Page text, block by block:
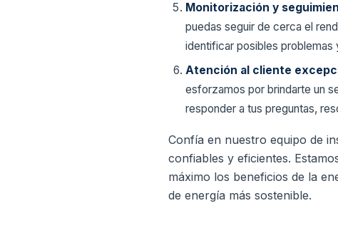
Monitorización y
puedas seguir de cerca el
identificar posibles
Atención al cliente
esforzamos por brindarte un
responder a tus preguntas,
Confía en nuestro equipo de
confiables y eficientes.
máximo los beneficios de la
de energía más sostenible.